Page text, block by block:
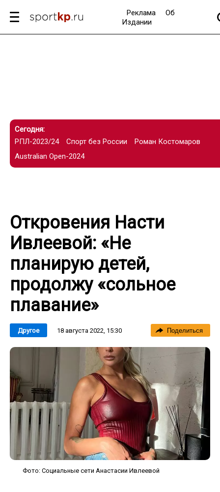
Реклама
Об
Издании
Сегодня:
РПЛ-2023/24
Спорт без России
Роман Костомаров
Australian Open-2024
Откровения Насти
Ивлеевой: «Не
планирую детей,
продолжу «сольное
плавание»
Другое 18 августа 2022, 15:30 Поделиться
Фото: Социальные сети Анастасии Ивлеевой